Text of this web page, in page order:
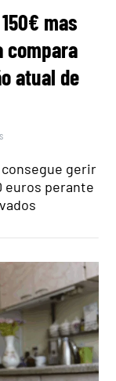
mas
compara
atual de
gerir
euros perante